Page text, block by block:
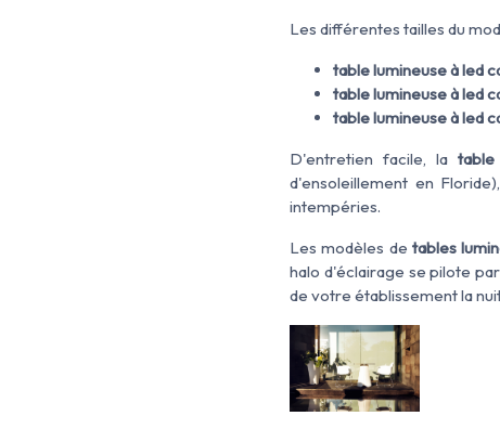
Les différentes tailles du
table lumineuse à led
table lumineuse à led
table lumineuse à led
D'entretien facile, la
d'ensoleillement en
intempéries.
Les modèles de tables
halo d'éclairage se pilote
de votre établissement la